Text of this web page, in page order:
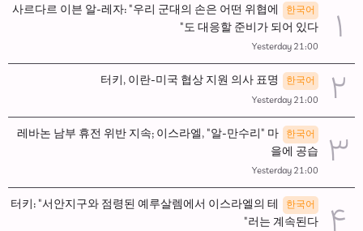
한국어
사르다르 이븐 알-레자: "우리 군대의 손은 어떤 위협에
도 대응할 준비가 되어 있다"
Yesterday 21:00
한국어
터키, 이란-미국 협상 지원 의사 표명
Yesterday 21:00
한국어
레바논 남부 휴전 위반 지속; 이스라엘, "알-만수리" 마
을에 공습
Yesterday 21:00
한국어
터키: "서안지구와 점령된 예루살렘에서 이스라엘의 테
러는 계속된다"